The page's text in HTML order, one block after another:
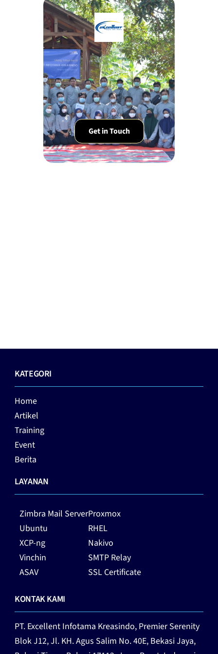
Get in Touch
KATEGORI
Home
Artikel
Training
Event
Berita
LAYANAN
Zimbra Mail Server
Ubuntu
XCP-ng
Vinchin
ASAV
Proxmox
RHEL
Nakivo
SMTP Relay
SSL Certificate
KONTAK KAMI
PT. Excellent Infotama Kreasindo, Premier Serenity
Blok J12, Jl. KH. Agus Salim No. 40E, Bekasi Jaya,